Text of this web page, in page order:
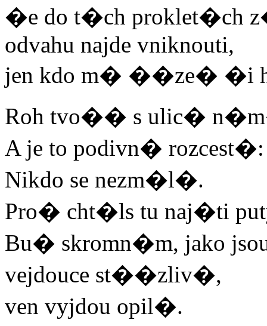
�e do t�ch proklet�ch
odvahu najde vniknouti,
jen kdo m� ��ze� �i
Roh tvo�� s ulic�
A je to podivn� rozcest�:
Nikdo se nezm�l�.
Pro� cht�ls tu naj�ti
Bu� skromn�m, jako
vejdouce st��zliv�,
ven vyjdou opil�.